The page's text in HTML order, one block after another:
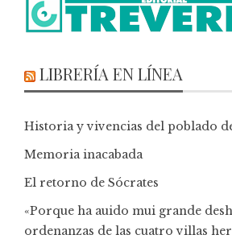
LIBRERÍA EN LÍNEA
Historia y vivencias del poblado
Memoria inacabada
El retorno de Sócrates
«Porque ha auido mui grande
ordenanzas de las cuatro villas